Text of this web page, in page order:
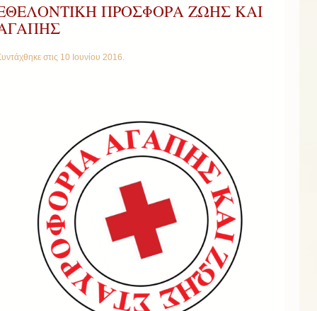
ΠΡΟΣΦΟΡΑ ΖΩΗΣ ΚΑΙ
στις 10 Ιουνίου 2016.